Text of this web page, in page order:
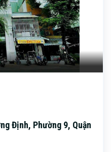
Định, Phường 9, Quận